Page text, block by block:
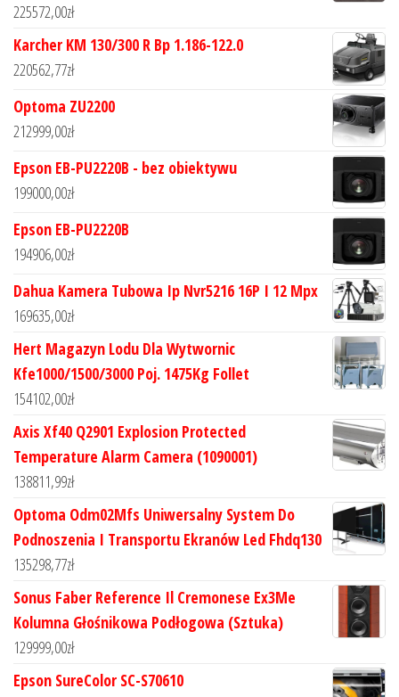
225572,00zł
Karcher KM 130/300 R Bp 1.186-122.0
220562,77zł
Optoma ZU2200
212999,00zł
Epson EB-PU2220B - bez obiektywu
199000,00zł
Epson EB-PU2220B
194906,00zł
Dahua Kamera Tubowa Ip Nvr5216 16P I 12 Mpx
169635,00zł
Hert Magazyn Lodu Dla Wytwornic
Kfe1000/1500/3000 Poj. 1475Kg Follet
154102,00zł
Axis Xf40 Q2901 Explosion Protected
Temperature Alarm Camera (1090001)
138811,99zł
Optoma Odm02Mfs Uniwersalny System Do
Podnoszenia I Transportu Ekranów Led Fhdq130
135298,77zł
Sonus Faber Reference Il Cremonese Ex3Me
Kolumna Głośnikowa Podłogowa (Sztuka)
129999,00zł
Epson SureColor SC-S70610